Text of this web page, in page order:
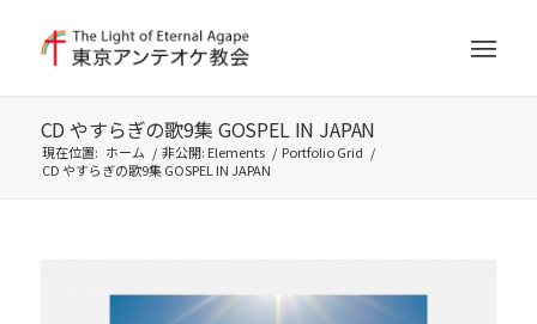
CD やすらぎの歌9集 GOSPEL IN JAPAN
現在位置: ホーム / 非公開: Elements / Portfolio Grid /
CD やすらぎの歌9集 GOSPEL IN JAPAN